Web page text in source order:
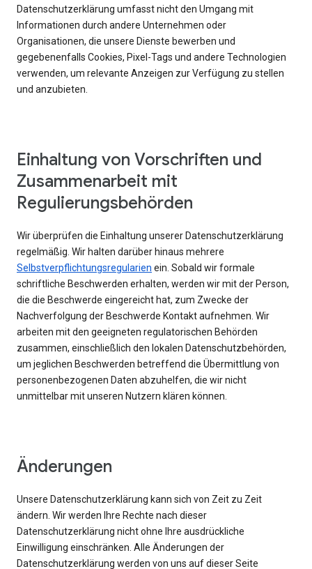
Datenschutzerklärung umfasst nicht den Umgang mit
Informationen durch andere Unternehmen oder
Organisationen, die unsere Dienste bewerben und
gegebenenfalls Cookies, Pixel-Tags und andere Technologien
verwenden, um relevante Anzeigen zur Verfügung zu stellen
und anzubieten.
Einhaltung von Vorschriften und
Zusammenarbeit mit
Regulierungsbehörden
Wir überprüfen die Einhaltung unserer Datenschutzerklärung
regelmäßig. Wir halten darüber hinaus mehrere
Selbstverpflichtungsregularien ein. Sobald wir formale
schriftliche Beschwerden erhalten, werden wir mit der Person,
die die Beschwerde eingereicht hat, zum Zwecke der
Nachverfolgung der Beschwerde Kontakt aufnehmen. Wir
arbeiten mit den geeigneten regulatorischen Behörden
zusammen, einschließlich den lokalen Datenschutzbehörden,
um jeglichen Beschwerden betreffend die Übermittlung von
personenbezogenen Daten abzuhelfen, die wir nicht
unmittelbar mit unseren Nutzern klären können.
Änderungen
Unsere Datenschutzerklärung kann sich von Zeit zu Zeit
ändern. Wir werden Ihre Rechte nach dieser
Datenschutzerklärung nicht ohne Ihre ausdrückliche
Einwilligung einschränken. Alle Änderungen der
Datenschutzerklärung werden von uns auf dieser Seite